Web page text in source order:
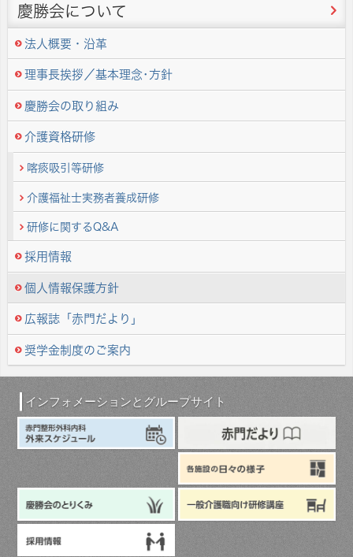
慶勝会について
法人概要・沿革
理事長挨拶／基本理念･方針
慶勝会の取り組み
介護資格研修
喀痰吸引等研修
介護福祉士実務者養成研修
研修に関するQ&A
採用情報
個人情報保護方針
広報誌「赤門だより」
奨学金制度のご案内
インフォメーションとグループサイト